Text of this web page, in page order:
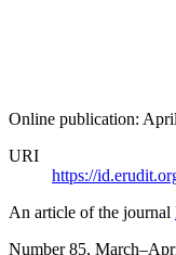
Online publication:
URI
https://
An article of the journal
Number 85,